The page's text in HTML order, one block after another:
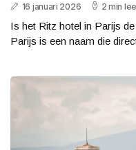
16 januari 2026 2 min
Is het Ritz hotel in Parijs
Parijs is een naam die